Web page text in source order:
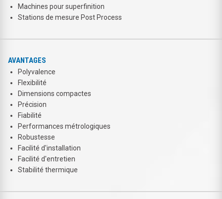
Machines pour superfinition
Stations de mesure Post Process
AVANTAGES
Polyvalence
Flexibilité
Dimensions compactes
Précision
Fiabilité
Performances métrologiques
Robustesse
Facilité d'installation
Facilité d'entretien
Stabilité thermique